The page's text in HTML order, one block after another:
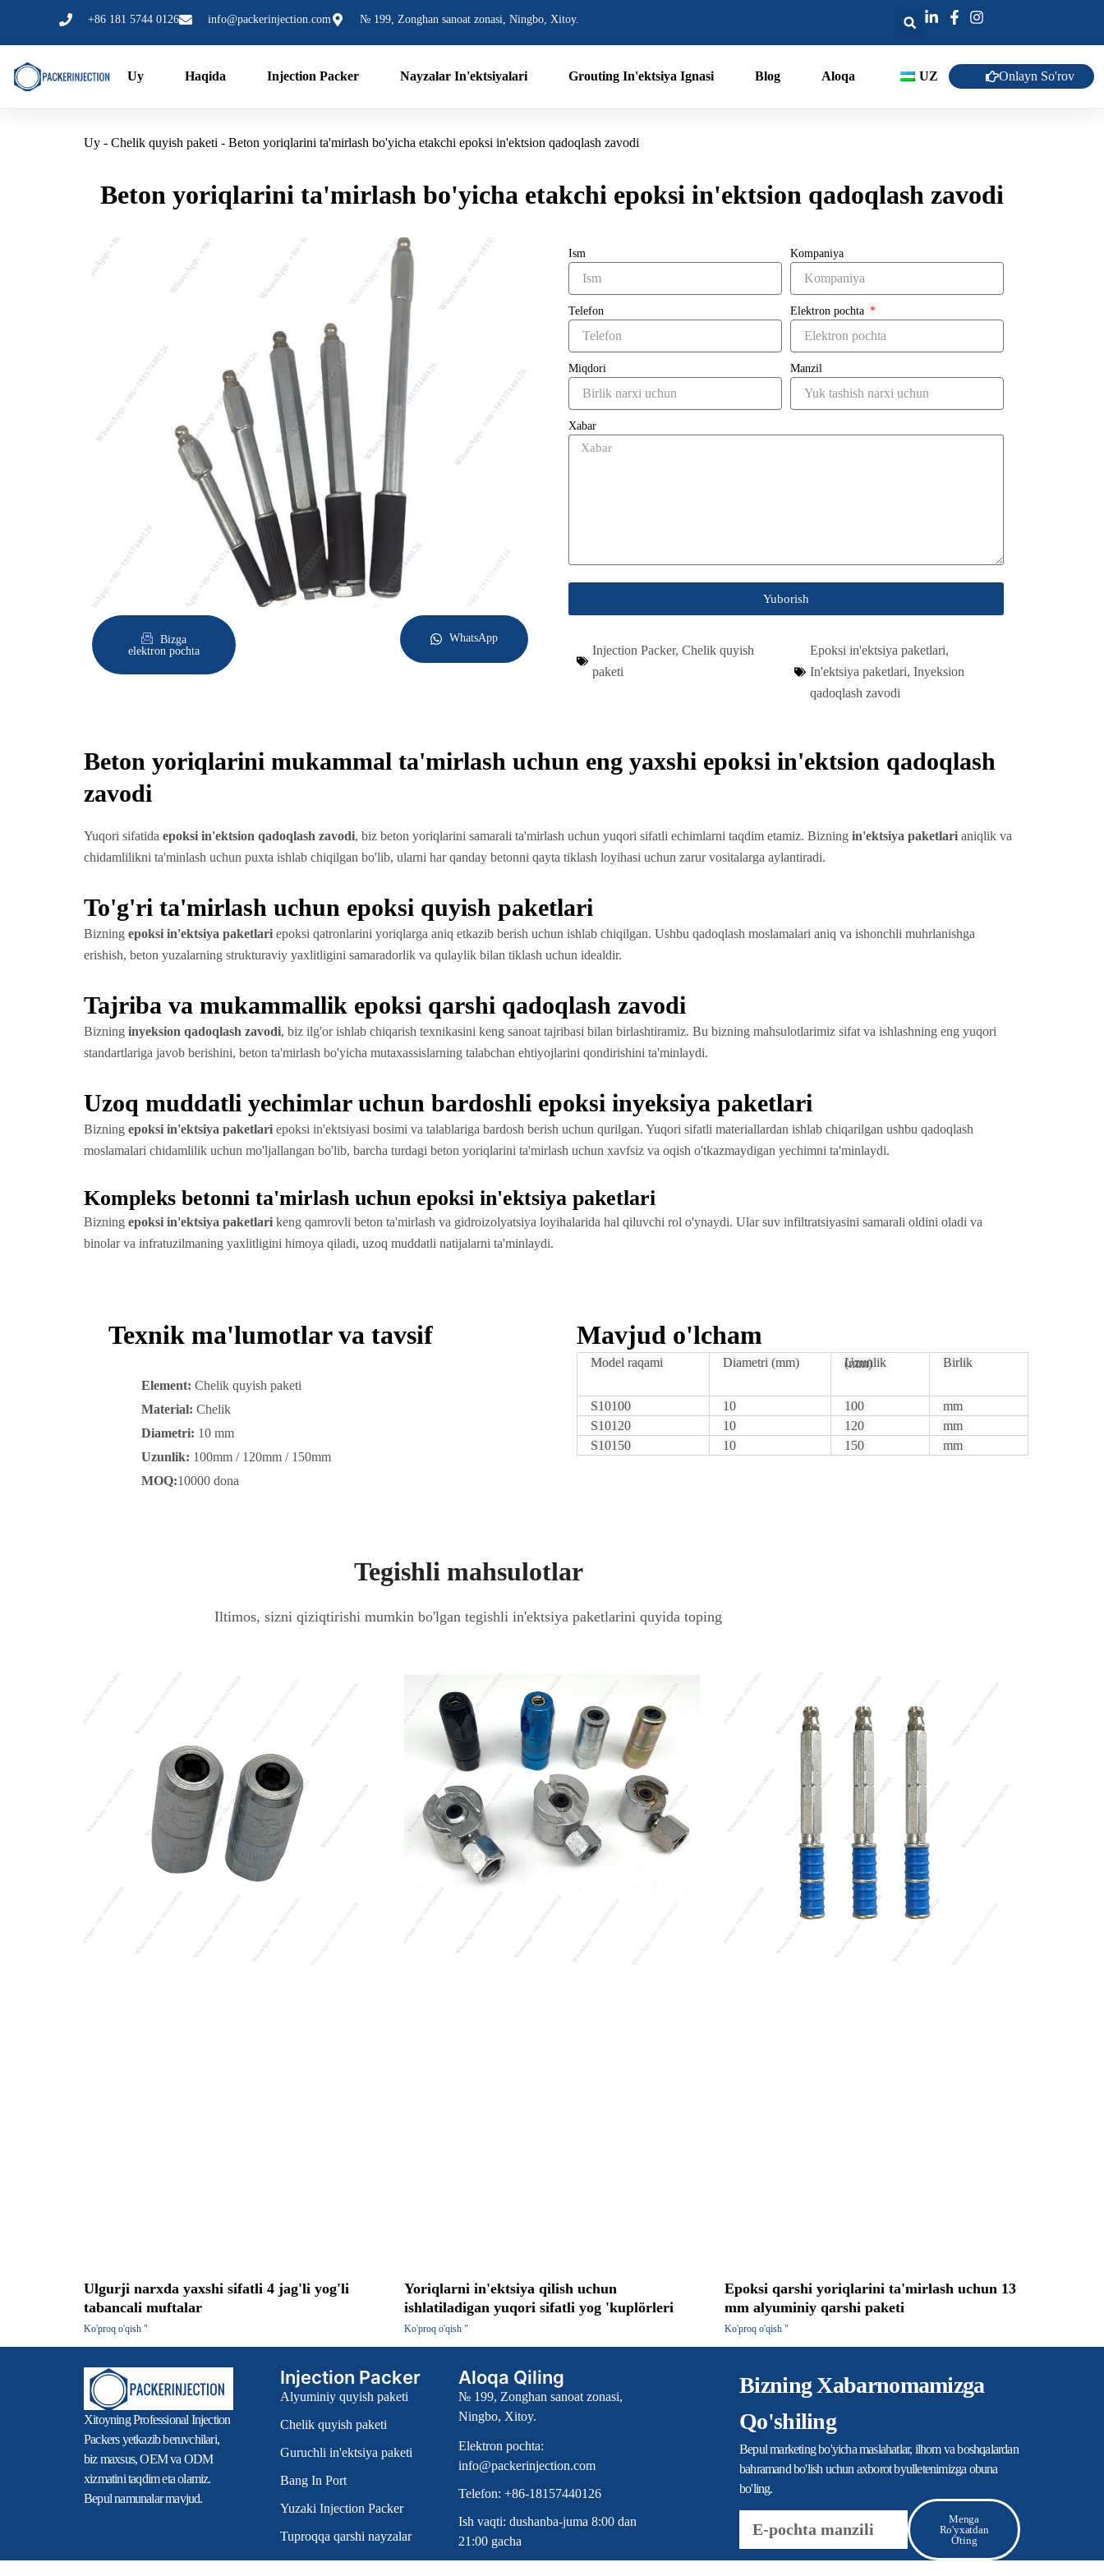
+86 181 5744 0126 info@packerinjection.com № 199, Zonghan sanoat zonasi, Ningbo, Xitoy.
Uy Haqida Injection Packer Nayzalar In'ektsiyalari Grouting In'ektsiya Ignasi Blog Aloqa UZ Onlayn So'rov
Uy - Chelik quyish paketi - Beton yoriqlarini ta'mirlash bo'yicha etakchi epoksi in'ektsion qadoqlash zavodi
Beton yoriqlarini ta'mirlash bo'yicha etakchi epoksi in'ektsion qadoqlash zavodi
Bizga
elektron pochta
WhatsApp
Ism Kompaniya
Telefon Elektron pochta
Miqdori Manzil
Xabar
Yuborish
Injection Packer, Chelik quyish
paketi
Epoksi in'ektsiya paketlari,
In'ektsiya paketlari, Inyeksion
qadoqlash zavodi
Beton yoriqlarini mukammal ta'mirlash uchun eng yaxshi epoksi in'ektsion qadoqlash
zavodi
Yuqori sifatida epoksi in'ektsion qadoqlash zavodi, biz beton yoriqlarini samarali ta'mirlash uchun yuqori sifatli echimlarni taqdim etamiz. Bizning in'ektsiya paketlari aniqlik va
chidamlilikni ta'minlash uchun puxta ishlab chiqilgan bo'lib, ularni har qanday betonni qayta tiklash loyihasi uchun zarur vositalarga aylantiradi.
To'g'ri ta'mirlash uchun epoksi quyish paketlari
Bizning epoksi in'ektsiya paketlari epoksi qatronlarini yoriqlarga aniq etkazib berish uchun ishlab chiqilgan. Ushbu qadoqlash moslamalari aniq va ishonchli muhrlanishga
erishish, beton yuzalarning strukturaviy yaxlitligini samaradorlik va qulaylik bilan tiklash uchun idealdir.
Tajriba va mukammallik epoksi qarshi qadoqlash zavodi
Bizning inyeksion qadoqlash zavodi, biz ilg'or ishlab chiqarish texnikasini keng sanoat tajribasi bilan birlashtiramiz. Bu bizning mahsulotlarimiz sifat va ishlashning eng yuqori
standartlariga javob berishini, beton ta'mirlash bo'yicha mutaxassislarning talabchan ehtiyojlarini qondirishini ta'minlaydi.
Uzoq muddatli yechimlar uchun bardoshli epoksi inyeksiya paketlari
Bizning epoksi in'ektsiya paketlari epoksi in'ektsiyasi bosimi va talablariga bardosh berish uchun qurilgan. Yuqori sifatli materiallardan ishlab chiqarilgan ushbu qadoqlash
moslamalari chidamlilik uchun mo'ljallangan bo'lib, barcha turdagi beton yoriqlarini ta'mirlash uchun xavfsiz va oqish o'tkazmaydigan yechimni ta'minlaydi.
Kompleks betonni ta'mirlash uchun epoksi in'ektsiya paketlari
Bizning epoksi in'ektsiya paketlari keng qamrovli beton ta'mirlash va gidroizolyatsiya loyihalarida hal qiluvchi rol o'ynaydi. Ular suv infiltratsiyasini samarali oldini oladi va
binolar va infratuzilmaning yaxlitligini himoya qiladi, uzoq muddatli natijalarni ta'minlaydi.
Texnik ma'lumotlar va tavsif
Element: Chelik quyish paketi
Material: Chelik
Diametri: 10 mm
Uzunlik: 100mm / 120mm / 150mm
MOQ:10000 dona
Mavjud o'lcham
Model raqami Diametri (mm) Uzunlik (mm) Birlik
S10100 10 100
mm
S10120
10 120
mm
S10150
10 150 mm
Tegishli mahsulotlar
Iltimos, sizni qiziqtirishi mumkin bo'lgan tegishli in'ektsiya paketlarini quyida toping
Ulgurji narxda yaxshi sifatli 4 jag'li yog'li
tabancali muftalar
Ko'proq o'qish "
Yoriqlarni in'ektsiya qilish uchun
ishlatiladigan yuqori sifatli yog 'kuplörleri
Ko'proq o'qish "
Epoksi qarshi yoriqlarini ta'mirlash uchun 13
mm alyuminiy qarshi paketi
Ko'proq o'qish "
Xitoyning Professional Injection
Packers yetkazib beruvchilari,
biz maxsus, OEM va ODM
xizmatini taqdim eta olamiz.
Bepul namunalar mavjud.
Injection Packer
Alyuminiy quyish paketi
Chelik quyish paketi
Guruchli in'ektsiya paketi
Bang In Port
Yuzaki Injection Packer
Tuproqqa qarshi nayzalar
Aloqa Qiling
№ 199, Zonghan sanoat zonasi,
Ningbo, Xitoy.
Elektron pochta:
info@packerinjection.com
Telefon: +86-18157440126
Ish vaqti: dushanba-juma 8:00 dan
21:00 gacha
Bizning Xabarnomamizga
Qo'shiling
Bepul marketing bo'yicha maslahatlar, ilhom va boshqalardan
bahramand bo'lish uchun axborot byulletenimizga obuna
bo'ling.
Elektron
pochta
Menga
Ro'yxatdan
O'ting